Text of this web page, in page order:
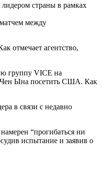
страны в рамках
между
отмечает агентство,
группу VICE на
Чен Ына посетить США. Как
в связи с недавно
“прогибаться ни
испытание и заявив о